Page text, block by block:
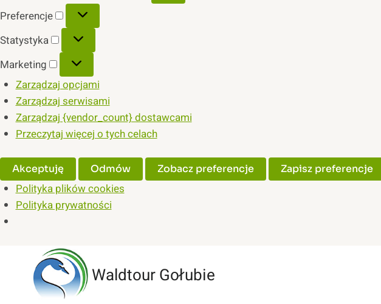
Preferencje
Preferencje
Statystyka
Statystyka
Marketing
Marketing
Zarządzaj opcjami
Zarządzaj serwisami
Zarządzaj {vendor_count} dostawcami
Przeczytaj więcej o tych celach
Akceptuję Odmów Zobacz preferencje Zapisz preferencje
Polityka plików cookies
Polityka prywatności
Waldtour Gołubie